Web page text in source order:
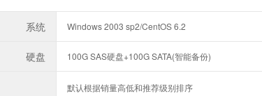
系统 Windows 2003 sp2/CentOS 6.2
硬盘 100G SAS硬盘+100G SATA(智能备份)
默认根据销量高低和推荐级别排序